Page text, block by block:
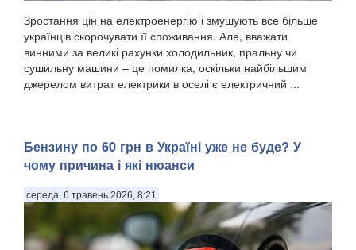
Зростання цін на електроенергію і змушують все більше
українців скорочувати її споживання. Але, вважати
винними за великі рахунки холодильник, пральну чи
сушильну машини – це помилка, оскільки найбільшим
джерелом витрат електрики в оселі є електричний ...
Бензину по 60 грн в Україні уже не буде? У
чому причина і які нюанси
середа, 6 травень 2026, 8:21